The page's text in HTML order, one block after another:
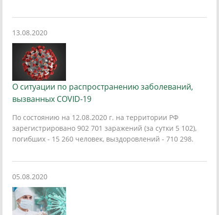
13.08.2020
О ситуации по распространению заболеваний,
вызванных COVID-19
По состоянию на 12.08.2020 г. на территории РФ
зарегистрировано 902 701 заражений (за сутки 5 102),
погибших - 15 260 человек, выздоровлений - 710 298.
05.08.2020